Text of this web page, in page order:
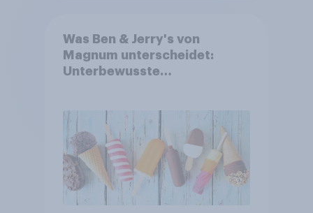
Was Ben & Jerry's von
Magnum unterscheidet:
Unterbewusste
beeinflussen